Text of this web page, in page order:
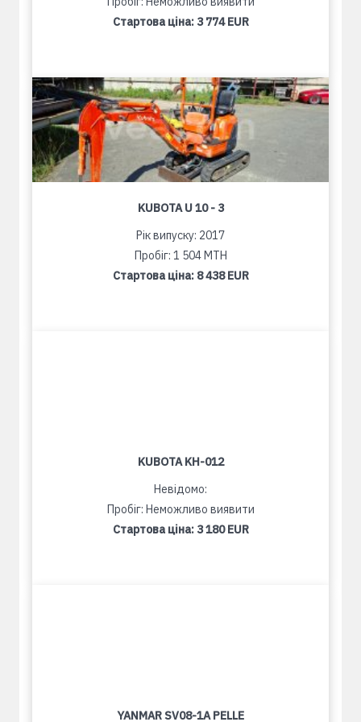
Стартова ціна: 3 774 EUR
KUBOTA U 10 - 3
Рік випуску: 2017
Пробіг: 1 504 MTH
Стартова ціна: 8 438 EUR
KUBOTA KH-012
Невідомо:
Пробіг: Неможливо виявити
Стартова ціна: 3 180 EUR
YANMAR SV08-1A PELLE